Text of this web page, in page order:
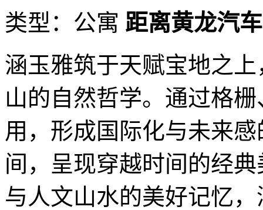
类型：公寓 距离黄龙汽
涵玉雅筑于天赋宝地之
山的自然哲学。通过格
用，形成国际化与未来
间，呈现穿越时间的经
与人文山水的美好记忆